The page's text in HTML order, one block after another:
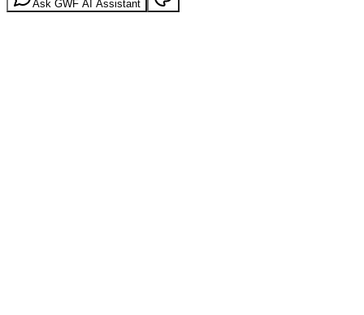
Ask GWF AI Assistant